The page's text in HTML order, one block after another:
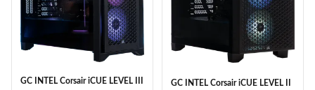
GC INTEL Corsair iCUE LEVEL III GC INTEL Corsair iCUE LEVEL II